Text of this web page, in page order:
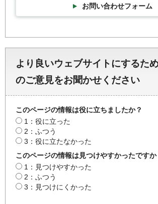
お問い合わせフォーム
より良いウェブサイトにするた
のご意見をお聞かせください
このページの情報は役に立ちましたか？
1：役に立った
2：ふつう
3：役に立たなかった
このページの情報は見つけやすかったですか
1：見つけやすかった
2：ふつう
3：見つけにくかった